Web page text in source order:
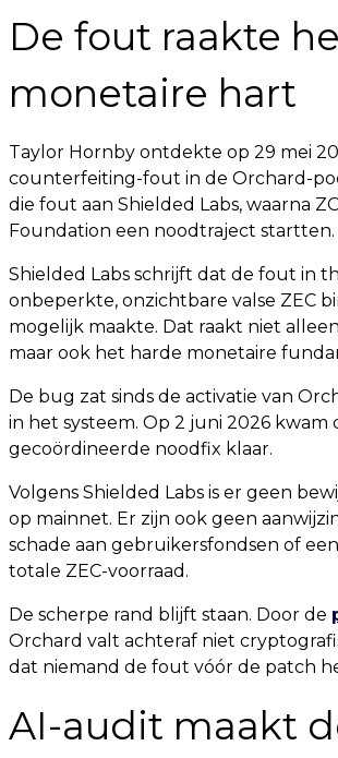
De fout raakte
monetaire hart
Taylor Hornby ontdekte op 29 mei
counterfeiting-fout in de Orchard-
die fout aan Shielded Labs, waarna
Foundation een noodtraject startten.
Shielded Labs schrijft dat de fout in
onbeperkte, onzichtbare valse ZEC
mogelijk maakte. Dat raakt niet
maar ook het harde monetaire
De bug zat sinds de activatie van
in het systeem. Op 2 juni 2026 kwam
gecoördineerde noodfix klaar.
Volgens Shielded Labs is er geen
op mainnet. Er zijn ook geen
schade aan gebruikersfondsen of
totale ZEC-voorraad.
De scherpe rand blijft staan. Door de
Orchard valt achteraf niet
dat niemand de fout vóór de patch
AI-audit maakt